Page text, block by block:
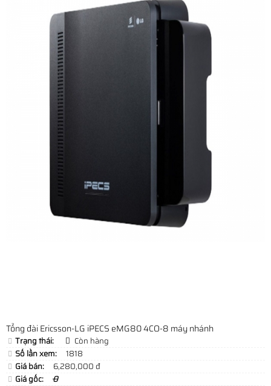
Tổng đài Ericsson-LG iPECS eMG80 4CO-8 máy nhánh
Trạng thái:
Còn hàng
Số lần xem:
1818
Giá bán:
6,280,000 đ
Giá gốc:
0